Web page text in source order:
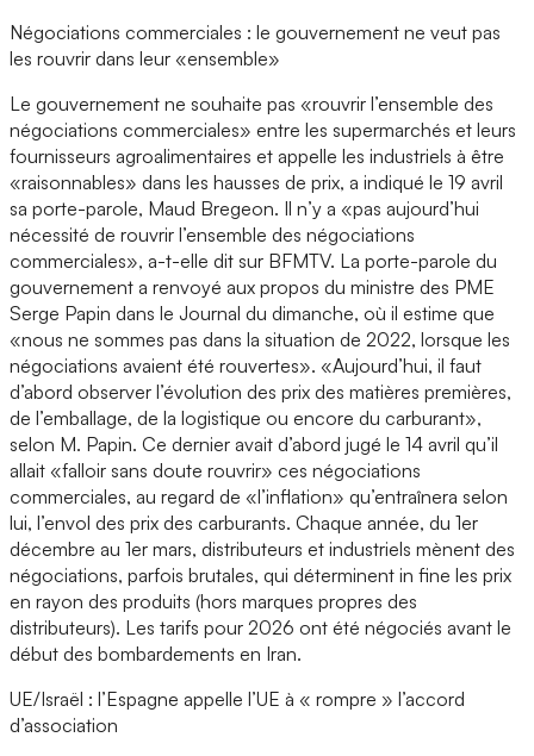
Négociations commerciales : le gouvernement ne veut pas
les rouvrir dans leur «ensemble»
Le gouvernement ne souhaite pas «rouvrir l’ensemble des
négociations commerciales» entre les supermarchés et leurs
fournisseurs agroalimentaires et appelle les industriels à être
«raisonnables» dans les hausses de prix, a indiqué le 19 avril
sa porte-parole, Maud Bregeon. Il n’y a «pas aujourd’hui
nécessité de rouvrir l’ensemble des négociations
commerciales», a-t-elle dit sur BFMTV. La porte-parole du
gouvernement a renvoyé aux propos du ministre des PME
Serge Papin dans le Journal du dimanche, où il estime que
«nous ne sommes pas dans la situation de 2022, lorsque les
négociations avaient été rouvertes». «Aujourd’hui, il faut
d’abord observer l’évolution des prix des matières premières,
de l’emballage, de la logistique ou encore du carburant»,
selon M. Papin. Ce dernier avait d’abord jugé le 14 avril qu’il
allait «falloir sans doute rouvrir» ces négociations
commerciales, au regard de «l’inflation» qu’entraînera selon
lui, l’envol des prix des carburants. Chaque année, du 1er
décembre au 1er mars, distributeurs et industriels mènent des
négociations, parfois brutales, qui déterminent in fine les prix
en rayon des produits (hors marques propres des
distributeurs). Les tarifs pour 2026 ont été négociés avant le
début des bombardements en Iran.
UE/Israël : l’Espagne appelle l’UE à « rompre » l’accord
d’association